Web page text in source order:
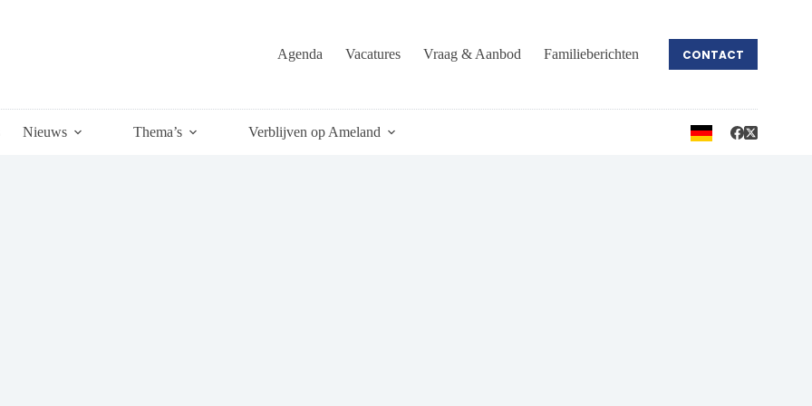
Agenda Vacatures Vraag & Aanbod Familieberichten CONTACT
Nieuws Thema’s Verblijven op Ameland